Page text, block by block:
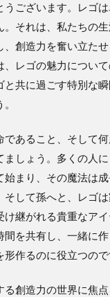
うございます。レゴ
それは、私たちの生
、創造力を奮い立た
、レゴの魅力につい
と共に過ごす特別な
であること、そして
ましょう。多くの人
始まり、その魔法は
そして孫へと、レゴ
け継がれる貴重なアイ
間を共有し、一緒に
作るのに役立つので
創造力の世界に焦点